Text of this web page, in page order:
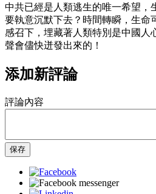
中共已經是人類逃生的唯一希望，
要執意沉默下去？時間轉瞬，生命
感召下，埋藏著人類特別是中國人
聲會儘快迸發出來的！
添加新評論
評論內容
保存